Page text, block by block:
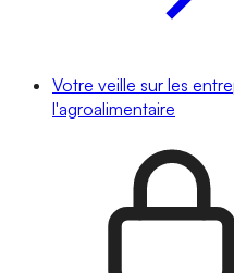
Votre veille sur les
l'agroalimentaire